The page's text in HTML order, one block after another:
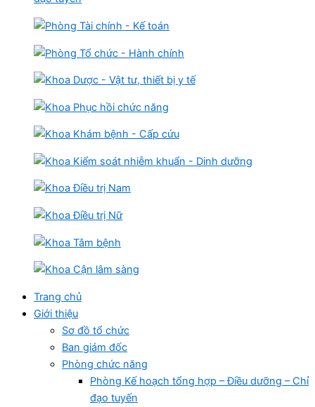
Trang chủ
Giới thiệu
Sơ đồ tổ chức
Ban giám đốc
Phòng chức năng
Phòng Kế hoạch tổng hợp – Điều dưỡng – Chỉ
đạo tuyến